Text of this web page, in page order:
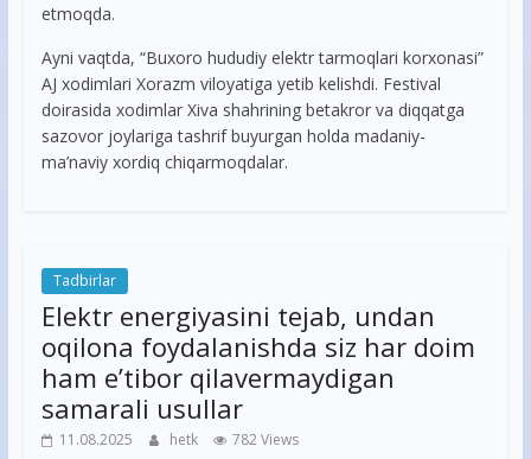
etmoqda.
Ayni vaqtda, “Buxoro hududiy elektr tarmoqlari korxonasi”
AJ xodimlari Xorazm viloyatiga yetib kelishdi. Festival
doirasida xodimlar Xiva shahrining betakror va diqqatga
sazovor joylariga tashrif buyurgan holda madaniy-
ma’naviy xordiq chiqarmoqdalar.
Tadbirlar
Elektr energiyasini tejab, undan
oqilona foydalanishda siz har doim
ham e’tibor qilavermaydigan
samarali usullar
11.08.2025 hetk 782 Views